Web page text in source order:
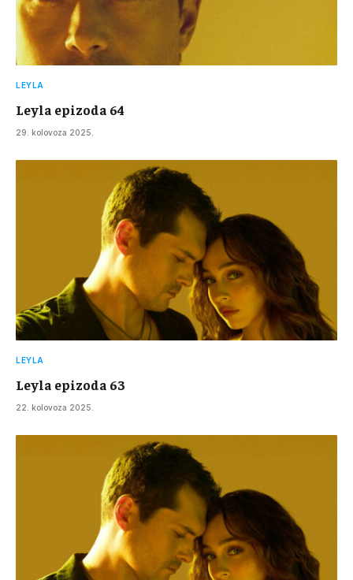
LEYLA
Leyla epizoda 64
29. kolovoza 2025.
LEYLA
Leyla epizoda 63
22. kolovoza 2025.